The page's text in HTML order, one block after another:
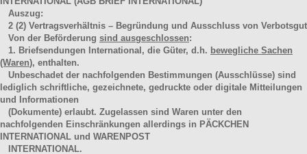
Auszug:
2 (2) Vertragsverhältnis – Begründung und Ausschluss von Verbotsgut
Von der Beförderung sind ausgeschlossen:
1. Briefsendungen International, die Güter, d.h. bewegliche Sachen
(Waren), enthalten.
Unbeschadet der nachfolgenden Bestimmungen (Ausschlüsse) sind
lediglich schriftliche, gezeichnete, gedruckte oder digitale Mitteilungen
und Informationen
(Dokumente) erlaubt. Zugelassen sind Waren unter den
nachfolgenden Einschränkungen allerdings in PÄCKCHEN
INTERNATIONAL und WARENPOST
INTERNATIONAL.